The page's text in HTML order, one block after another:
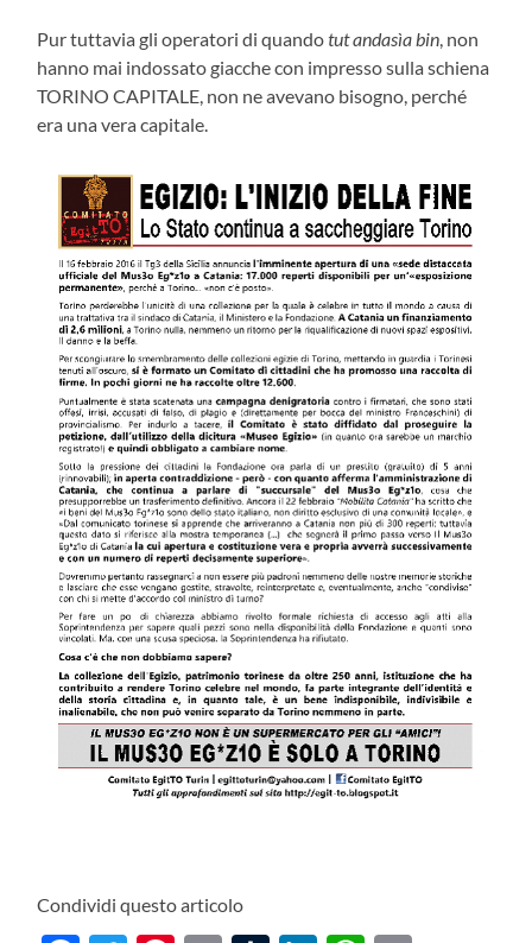
Pur tuttavia gli operatori di quandotut andasìa bin, non
hanno mai indossato giacche con impresso sulla schiena
TORINO CAPITALE, non ne avevano bisogno, perché
era una vera capitale.
Condividi questo articolo